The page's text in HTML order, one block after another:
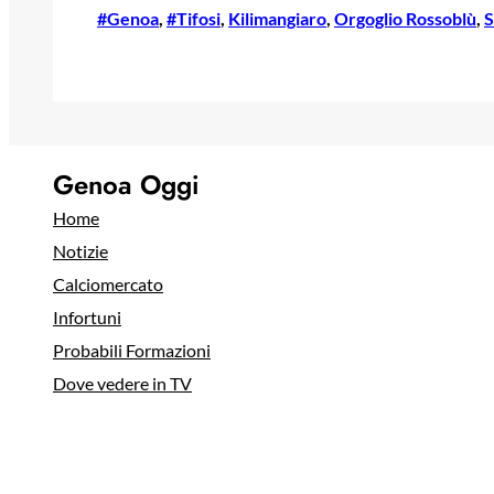
#Genoa, #Tifosi, Kilimangiaro, Orgoglio Rossoblù,
Genoa Oggi
Home
Notizie
Calciomercato
Infortuni
Probabili Formazioni
Dove vedere in TV